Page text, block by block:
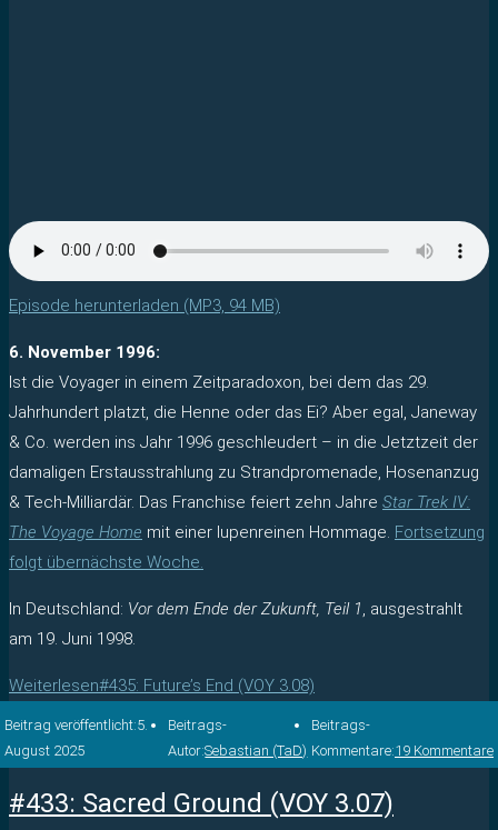
Episode herunterladen (MP3, 94 MB)
6. November 1996:
Ist die Voyager in einem Zeitparadoxon, bei dem das 29.
Jahrhundert platzt, die Henne oder das Ei? Aber egal, Janeway
& Co. werden ins Jahr 1996 geschleudert – in die Jetztzeit der
damaligen Erstausstrahlung zu Strandpromenade, Hosenanzug
& Tech-Milliardär. Das Franchise feiert zehn Jahre Star Trek IV:
The Voyage Home mit einer lupenreinen Hommage. Fortsetzung
folgt übernächste Woche.
In Deutschland: Vor dem Ende der Zukunft, Teil 1, ausgestrahlt
am 19. Juni 1998.
Weiterlesen#435: Future’s End (VOY 3.08)
Beitrag veröffentlicht:5.
August 2025
Beitrags-
Autor:Sebastian (TaD)
Beitrags-
Kommentare:19 Kommentare
#433: Sacred Ground (VOY 3.07)